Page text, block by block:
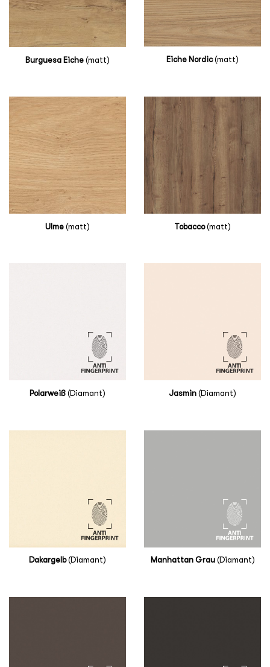
Burguesa Eiche (matt) Eiche Nordic(matt)
Ulme (matt) Tobacco(matt)
Polarweiß (Diamant) Jasmin (Diamant)
Dakargelb(Diamant) Manhattan Grau(Diamant)